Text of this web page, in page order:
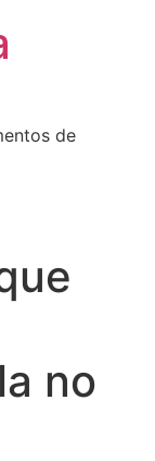
de
no